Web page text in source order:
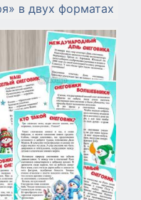
в двух форматах